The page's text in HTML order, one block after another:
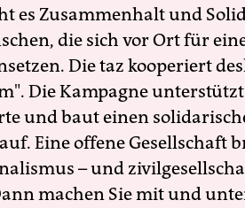
es Zusammenhalt und
die sich vor Ort für
Die taz kooperiert
Die Kampagne
und baut einen
Eine offene Gesellschaft
– und
machen Sie mit und